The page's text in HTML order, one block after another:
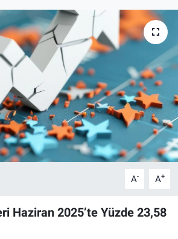
A- A+
Haziran 2025’te Yüzde 23,58